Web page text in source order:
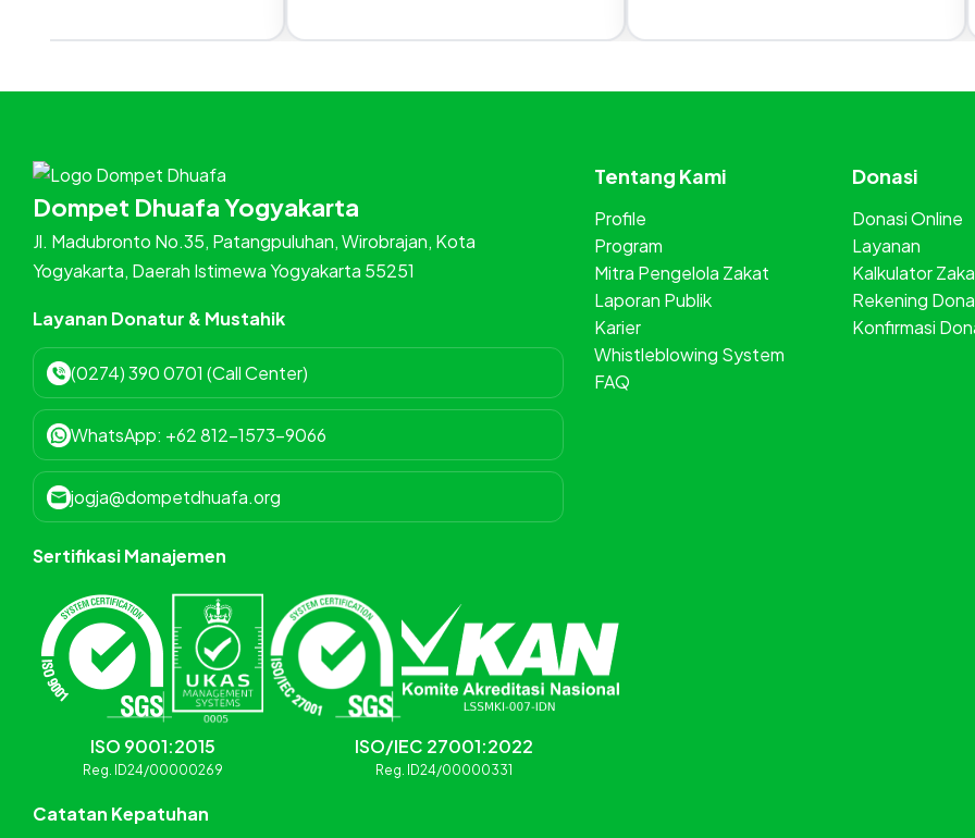
Dompet Dhuafa Yogyakarta
Jl. Madubronto No.35, Patangpuluhan, Wirobrajan, Kota
Yogyakarta, Daerah Istimewa Yogyakarta 55251
Layanan Donatur & Mustahik
(0274) 390 0701 (Call Center)
WhatsApp: +62 812-1573-9066
jogja@dompetdhuafa.org
Sertifikasi Manajemen
ISO 9001:2015
Reg. ID24/00000269
ISO/IEC 27001:2022
Reg. ID24/00000331
Catatan Kepatuhan
Tentang Kami
Profile
Program
Mitra Pengelola Zakat
Laporan Publik
Karier
Whistleblowing System
FAQ
Donasi
Donasi Online
Layanan
Kalkulator
Rekening
Konfirmasi